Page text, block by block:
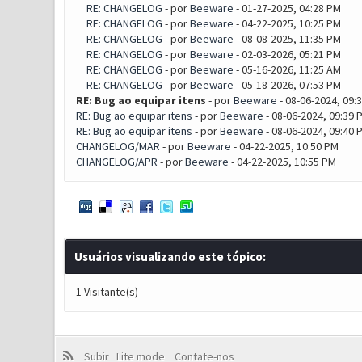
RE: CHANGELOG - porBeeware - 01-27-2025, 04:28 PM
RE: CHANGELOG - porBeeware - 04-22-2025, 10:25 PM
RE: CHANGELOG - porBeeware - 08-08-2025, 11:35 PM
RE: CHANGELOG - porBeeware - 02-03-2026, 05:21 PM
RE: CHANGELOG - porBeeware - 05-16-2026, 11:25 AM
RE: CHANGELOG - porBeeware - 05-18-2026, 07:53 PM
RE: Bug ao equipar itens - porBeeware - 08-06-2024,
RE: Bug ao equipar itens - porBeeware - 08-06-2024, 09:39
RE: Bug ao equipar itens - porBeeware - 08-06-2024, 09:40
CHANGELOG/MAR - porBeeware - 04-22-2025, 10:50 PM
CHANGELOG/APR - porBeeware - 04-22-2025, 10:55 PM
Usuários visualizando este tópico:
1 Visitante(s)
Subir Lite mode Contate-nos